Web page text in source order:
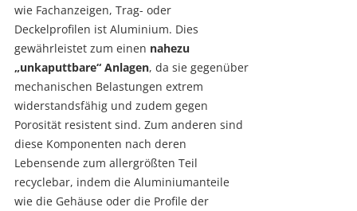
wie Fachanzeigen, Trag- oder
Deckelprofilen ist Aluminium. Dies
gewährleistet zum einen nahezu
„unkaputtbare“ Anlagen, da sie gegenüber
mechanischen Belastungen extrem
widerstandsfähig und zudem gegen
Porosität resistent sind. Zum anderen sind
diese Komponenten nach deren
Lebensende zum allergrößten Teil
recyclebar, indem die Aluminiumanteile
wie die Gehäuse oder die Profile der